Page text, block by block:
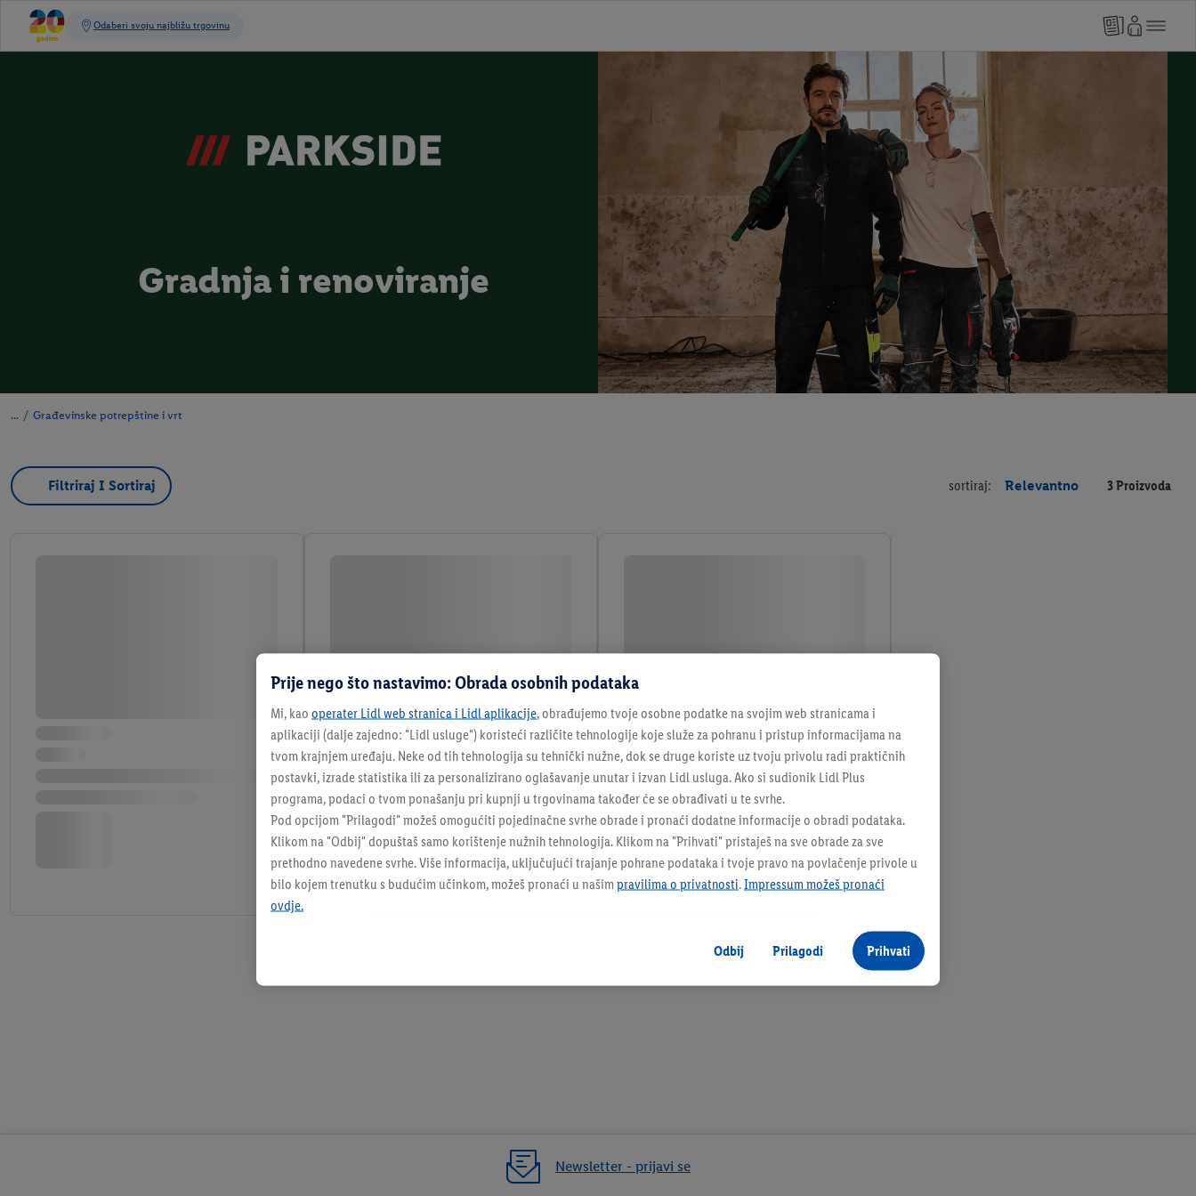
Gradnja i renoviranje
/ Građevinske potrepštine i vrt
Filtriraj I Sortiraj sortiraj: Relevantno 3 Proizvoda
Newsletter - prijavi se
Prije nego što nastavimo: Obrada osobnih podataka
Mi, kao operater Lidl web stranica i Lidl aplikacije, obrađujemo tvoje osobne podatke na svojim web stranicama i
aplikaciji (dalje zajedno: "Lidl usluge") koristeći različite tehnologije koje služe za pohranu i pristup informacijama na
tvom krajnjem uređaju. Neke od tih tehnologija su tehnički nužne, dok se druge koriste uz tvoju privolu radi praktičnih
postavki, izrade statistika ili za personalizirano oglašavanje unutar i izvan Lidl usluga. Ako si sudionik Lidl Plus
programa, podaci o tvom ponašanju pri kupnji u trgovinama također će se obrađivati u te svrhe.
Pod opcijom "Prilagodi" možeš omogućiti pojedinačne svrhe obrade i pronaći dodatne informacije o obradi podataka.
Klikom na "Odbij" dopuštaš samo korištenje nužnih tehnologija. Klikom na "Prihvati" pristaješ na sve obrade za sve
prethodno navedene svrhe. Više informacija, uključujući trajanje pohrane podataka i tvoje pravo na povlačenje privole u
bilo kojem trenutku s budućim učinkom, možeš pronaći u našim pravilima o privatnosti.Impressum možeš pronaći
ovdje.
Odbij Prilagodi Prihvati